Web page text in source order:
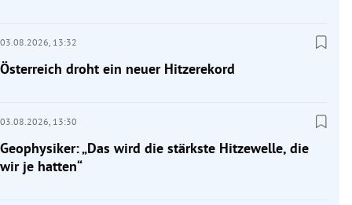
03.08.2026, 13:32
Österreich droht ein neuer Hitzerekord
03.08.2026, 13:30
Geophysiker: „Das wird die stärkste Hitzewelle, die
wir je hatten“